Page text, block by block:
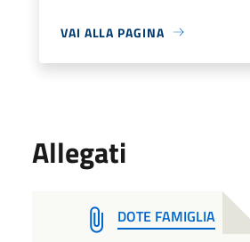
VAI ALLA PAGINA
Allegati
DOTE FAMIGLIA